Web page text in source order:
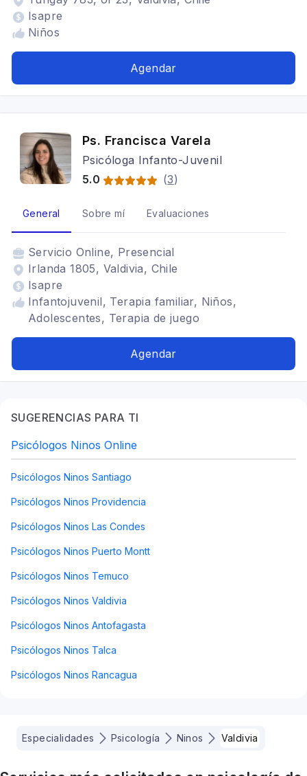
Isapre
Niños
Agendar
Ps. Francisca Varela
Psicóloga Infanto-Juvenil
5.0
(3)
General Sobre mí Evaluaciones
Servicio Online, Presencial
Irlanda 1805, Valdivia, Chile
Isapre
Infantojuvenil, Terapia familiar, Niños,
Adolescentes, Terapia de juego
Agendar
SUGERENCIAS PARA TI
Psicólogos Ninos Online
Psicólogos Ninos Santiago
Psicólogos Ninos Providencia
Psicólogos Ninos Las Condes
Psicólogos Ninos Puerto Montt
Psicólogos Ninos Temuco
Psicólogos Ninos Valdivia
Psicólogos Ninos Antofagasta
Psicólogos Ninos Talca
Psicólogos Ninos Rancagua
Especialidades Psicología Ninos Valdivia